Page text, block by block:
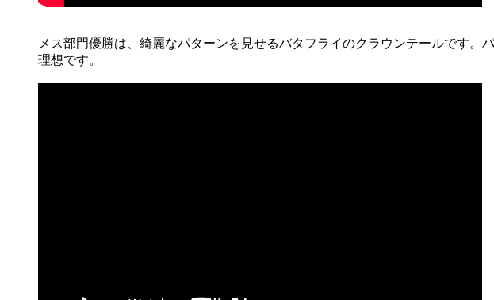
メス部門優勝は、綺麗なパターンを見せるバタフライのクラウンテールです
理想です。